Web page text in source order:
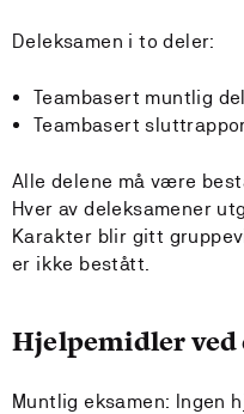
Deleksamen i to deler:
Teambasert muntlig
Teambasert
Alle delene må være
Hver av deleksamener
Karakter blir gitt
er ikke bestått.
Hjelpemidler ved
Muntlig eksamen: Ingen